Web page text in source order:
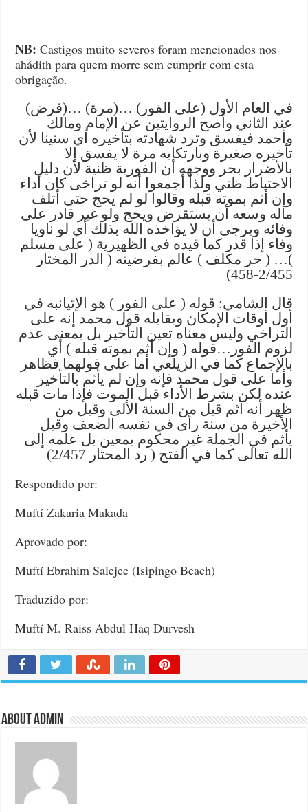
NB: Castigos muito severos foram mencionados nos
ahádith para quem morre sem cumprir com esta
obrigação.
(فرض)… (مرة)… (على الفور) في العام الأول
عند الثاني وأصح الروايتين عن الإمام ومالك
وأحمد فيفسق وترد شهادته بتأخيره أي سنينا لأن
تأخيره صغيرة وبارتكابه مرة لا يفسق إلا
بالأضرار بحر ووجهه أن الفورية ظنية لأن دليل
الاحتياط ظني ولذا أجمعوا أنه لو تراخى كان أداء
وإن أثم بموته قبله وقالوا لو لم يحج حتى أتلف
ماله وسعه أن يستقرض ويحج ولو غير قادر على
وفائه ويرجى أن لا يؤاخذه الله بذلك أي لو ناويا
وفاء إذا قدر كما قيده في الظهيرية ( على مسلم
)… ( حر مكلف ) عالم بفرضيته ( الدر المختار
2/455-458)
قال الشامي: قوله ( على الفور ) هو الإتيانبه في
أول أوقات الإمكان ويقابله قول محمد إنه على
التراخي وليس معناه تعين التأخير بل بمعنى عدم
لزوم الفور…قوله ( وإن أثم بموته قبله ) أي
بالإجماع كما في الزيلعي أما على قولهما فظاهر
وأما على قول محمد فإنه وإن لم يأثم بالتأخير
عنده لكن بشرط الأداء قبل الموت فإذا مات قبله
ظهر أنه آثم قيل من السنة الألى وقيل من
الأخيرة من سنة رأى في نفسه الضعف وقيل
يأثم في الجملة غير محكوم بمعين بل علمه إلى
الله تعالى كما في الفتح ( رد المحتار 2/457)
Respondido por:
Muftí Zakaria Makada
Aprovado por:
Muftí Ebrahim Salejee (Isipingo Beach)
Traduzido por:
Muftí M. Raiss Abdul Haq Durvesh
About admin